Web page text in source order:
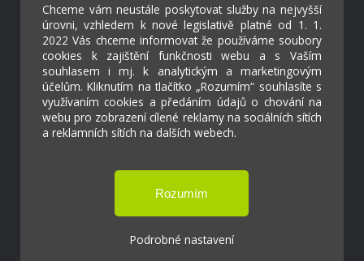
Chceme vám neustále poskytovat služby na nejvyšší
úrovni, vzhledem k nové legislativě platné od 1. 1.
2022 Vás chceme informovat že používáme soubory
cookies k zajištění funkčnosti webu a s Vaším
souhlasem i mj. k analytickým a marketingovým
účelům. Kliknutím na tlačítko „Rozumím“ souhlasíte s
využívaním cookies a předáním údajů o chování na
webu pro zobrazení cílené reklamy na sociálních sítích
a reklamních sítích na dalších webech.
Podrobné nastavení
Cookies
Přístupnost
Přihlášení
Základní škola a Mateřská škola Ostrožská
Lhota
Tvorba webových stránek weboa.cz